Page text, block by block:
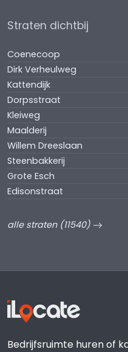
Straten dichtbij
Coenecoop
Dirk Verheulweg
Kattendijk
Dorpsstraat
Kleiweg
Maalderij
Willem Dreeslaan
Steenbakkerij
Grote Esch
Edisonstraat
alle straten (11540)
Bedrijfsruimte huren of